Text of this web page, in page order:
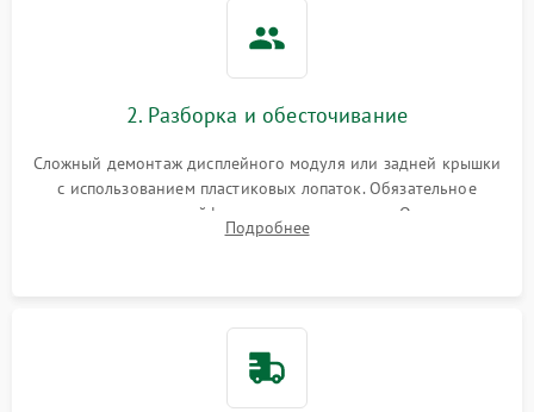
2. Разборка и обесточивание
Сложный демонтаж дисплейного модуля или задней крышки
с использованием пластиковых лопаток. Обязательное
отключение шлейфов матрицы и питания. Очистка
массивной системы охлаждения от скопившейся пыли.
Подробнее